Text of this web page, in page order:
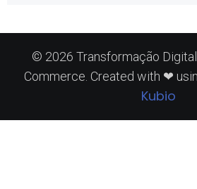
© 2026 Transformação
Commerce. Created with ❤
Kubio